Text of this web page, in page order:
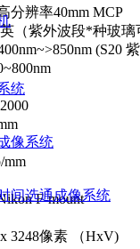
分辨率40mm MCP
（紫外波段*种玻璃
(S20
mm
F-mount
3248像素 （HxV)
统
像系统
间选通成像系统